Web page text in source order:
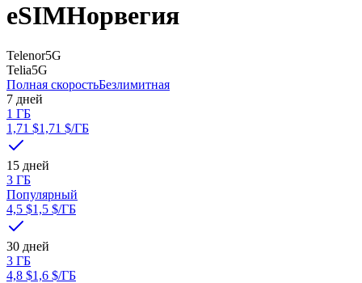
eSIMНорвегия
Telenor5G
Telia5G
Полная скоростьБезлимитная
7 дней
1 ГБ
1,71 $1,71 $/ГБ
15 дней
3 ГБ
Популярный
4,5 $1,5 $/ГБ
30 дней
3 ГБ
4,8 $1,6 $/ГБ